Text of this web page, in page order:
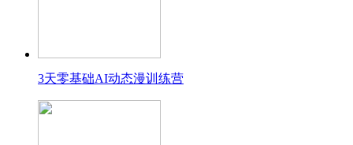
3天零基础AI动态漫训练营